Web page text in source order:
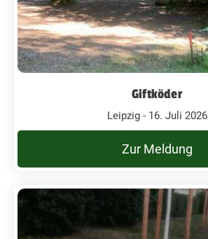
Giftköder
Leipzig - 16. Juli 2026
Zur Meldung